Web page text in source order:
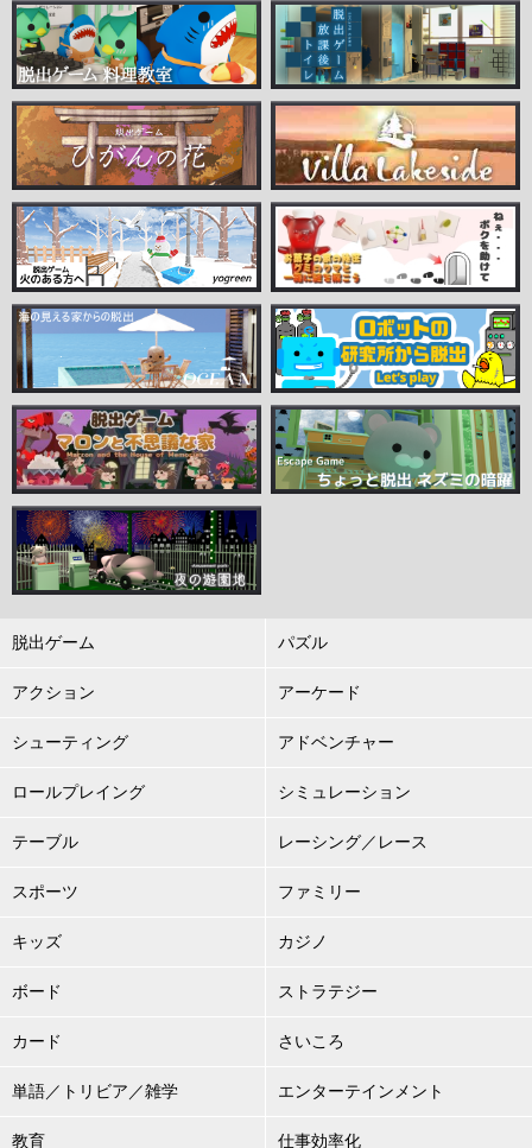
脱出ゲーム パズル
アクション アーケード
シューティング アドベンチャー
ロールプレイング シミュレーション
テーブル レーシング／レース
スポーツ ファミリー
キッズ カジノ
ボード ストラテジー
カード さいころ
単語／トリビア／雑学 エンターテインメント
教育 仕事効率化